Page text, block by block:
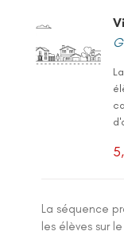
La séquence
les élèves sur